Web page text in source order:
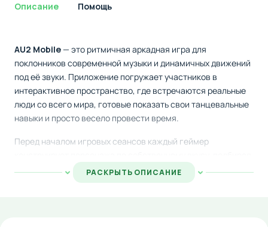
Описание Помощь
AU2 Mobile— это ритмичная аркадная игра для
поклонников современной музыки и динамичных движений
под её звуки. Приложение погружает участников в
интерактивное пространство, где встречаются реальные
люди со всего мира, готовые показать свои танцевальные
навыки и просто весело провести время.
Перед началом игровых сеансов каждый геймер
облик, стиль одежды и множество стильных аксессуаров.
Это позволяет сделать аватар по-настоящему
РАСКРЫТЬ ОПИСАНИЕ